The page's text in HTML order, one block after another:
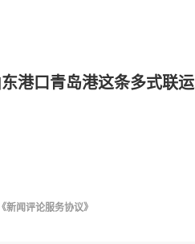
港口青岛港这条多式联运
《新闻评论服务协议》